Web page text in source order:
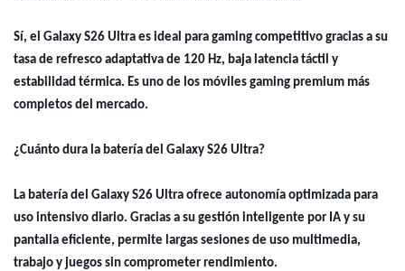
Sí, el Galaxy S26 Ultra es ideal para gaming competitivo gracias a su
tasa de refresco adaptativa de 120 Hz, baja latencia táctil y
estabilidad térmica. Es uno de los móviles gaming premium más
completos del mercado.
¿Cuánto dura la batería del Galaxy S26 Ultra?
La batería del Galaxy S26 Ultra ofrece autonomía optimizada para
uso intensivo diario. Gracias a su gestión inteligente por IA y su
pantalla eficiente, permite largas sesiones de uso multimedia,
trabajo y juegos sin comprometer rendimiento.